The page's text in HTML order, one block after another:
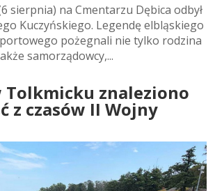
sierpnia) na Cmentarzu Dębica odbył
Kuczyńskiego. Legendę elbląskiego
pożegnali nie tylko rodzina
samorządowcy,...
Tolkmicku znaleziono
z czasów II Wojny